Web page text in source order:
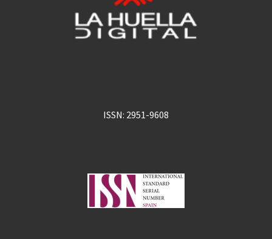
ISSN: 2951-9608